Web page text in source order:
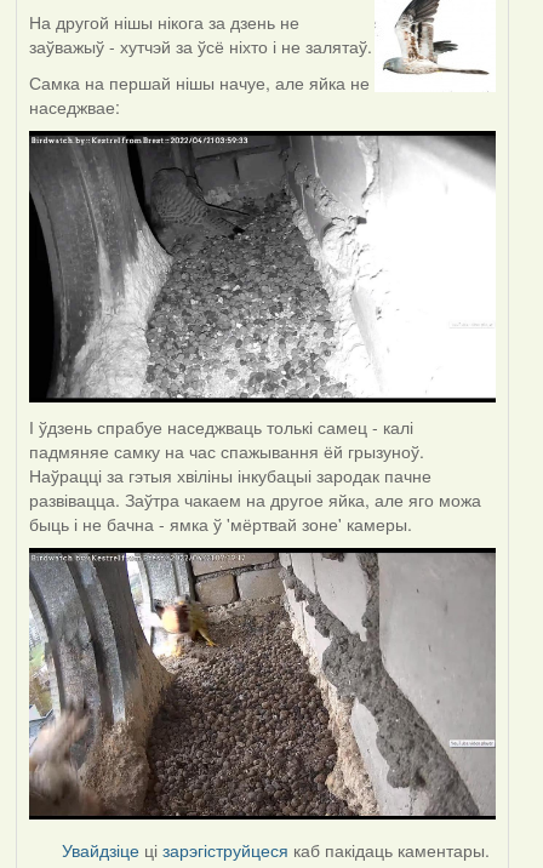
На другой нішы нікога за дзень не
заўважыў - хутчэй за ўсё ніхто і не залятаў.
Самка на першай нішы начуе, але яйка не
наседжвае:
І ўдзень спрабуе наседжваць толькі самец - калі
падмяняе самку на час спажывання ёй грызуноў.
Наўрацці за гэтыя хвіліны інкубацыі зародак пачне
развівацца. Заўтра чакаем на другое яйка, але яго можа
быць і не бачна - ямка ў 'мёртвай зоне' камеры.
Увайдзіце цізарэгіструйцеся каб пакідаць каментары.